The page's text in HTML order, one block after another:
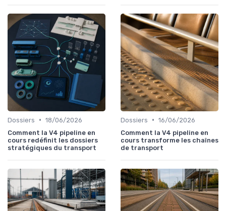
Dossiers • 18/06/2026
Comment la V4 pipeline en
cours redéfinit les dossiers
stratégiques du transport
Dossiers • 16/06/2026
Comment la V4 pipeline en
cours transforme les chaînes
de transport